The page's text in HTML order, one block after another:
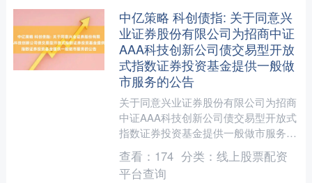
中亿策略 科创债指: 关于同意兴
业证券股份有限公司为招商中证
AAA科技创新公司债交易型开放
式指数证券投资基金提供一般做
市服务的公告
关于同意兴业证券股份有限公司为招商
中证AAA科技创新公司债交易型开放式
指数证券投资基金提供一般做市服务的
公告上证公告（基金）【2025】1058
号为促进招商中证....
查看： 174 分类： 线上股票配资
平台查询